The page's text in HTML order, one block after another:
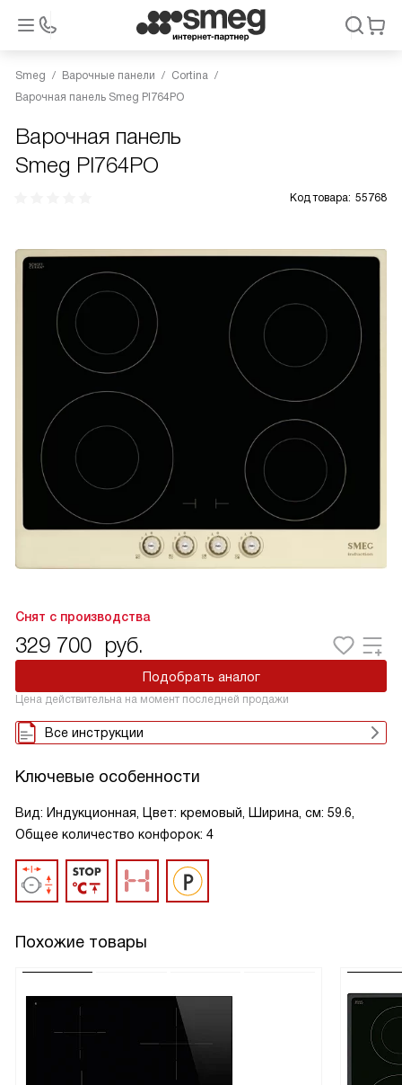
Smeg Варочные панели
Cortina
Варочная панель Smeg PI764PO
Варочная панель
Smeg PI764PO
Код товара: 55768
Снят с производства
329 700 руб.
Подобрать аналог
Цена действительна на момент последней продажи
Все инструкции
Ключевые особенности
Вид: Индукционная, Цвет: кремовый, Ширина, см: 59.6,
Общее количество конфорок: 4
Похожие товары